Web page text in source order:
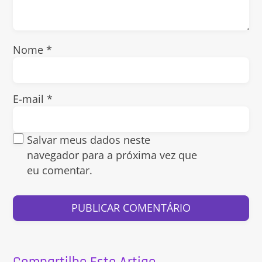
Nome*
E-mail*
Salvar meus dados neste
navegador para a próxima vez que
eu comentar.